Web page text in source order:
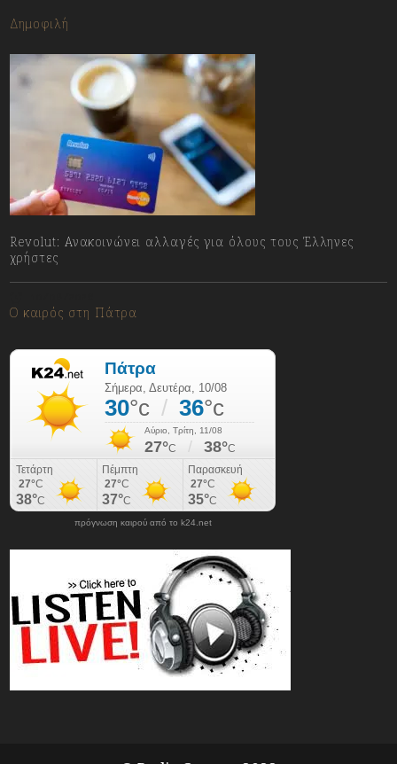
Δημοφιλή
Revolut: Ανακοινώνει αλλαγές για όλους τους Έλληνες
χρήστες
Ο καιρός στη Πάτρα
πρόγνωση καιρού από το k24.net